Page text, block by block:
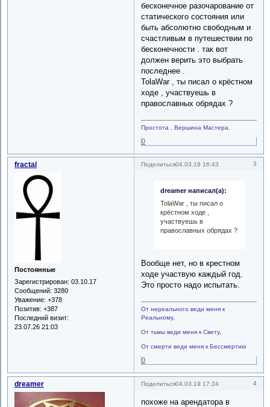
бесконечное разочарование от
статического состояния или
быть абсолютно свободным и
счастливым в путешествии по
бесконечности . так вот
должен верить это выбрать
последнее .
TolaWar , ты писал о крёстном
ходе , участвуешь в
православных обрядах ?
Простота , Вершина Мастера.
0
Поделиться 3
04.03.19 16:43
fractal
Постоянные
Зарегистрирован: 03.10.17
Сообщений: 3280
Уважение: +378
Позитив: +387
Последний визит:
23.07.26 21:03
dreamer написал(а):
TolaWar , ты писал о
крёстном ходе ,
участвуешь в
православных обрядах ?
Вообще нет, но в крестном
ходе участвую каждый год.
Это просто надо испытать.
От нереального веди меня к
Реальному,
От тьмы веди меня к Свету,
От смерти веди меня к Бессмертию
0
Поделиться 4
04.03.19 17:24
dreamer
похоже на арендатора в